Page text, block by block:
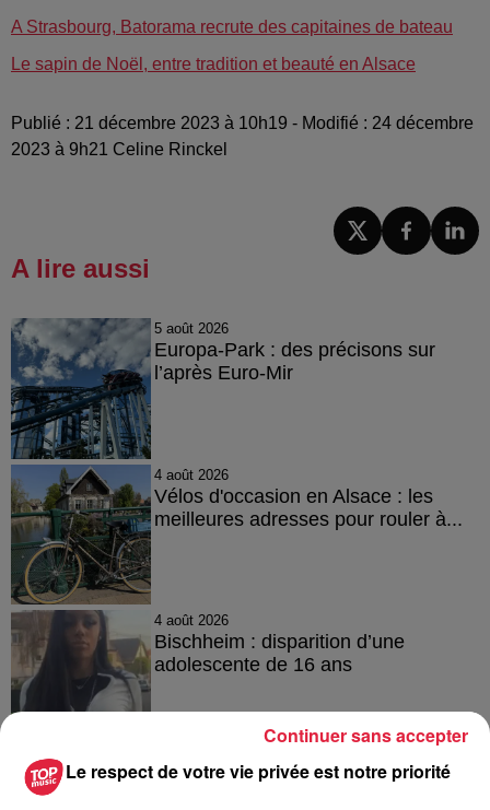
A Strasbourg, Batorama recrute des capitaines de bateau
Le sapin de Noël, entre tradition et beauté en Alsace
Publié : 21 décembre 2023 à 10h19 - Modifié : 24 décembre
2023 à 9h21 Celine Rinckel
A lire aussi
5 août 2026
Europa-Park : des précisons sur
l’après Euro-Mir
4 août 2026
Vélos d'occasion en Alsace : les
meilleures adresses pour rouler à...
4 août 2026
Bischheim : disparition d’une
adolescente de 16 ans
Le respect de votre vie privée est notre priorité
Continuer sans accepter